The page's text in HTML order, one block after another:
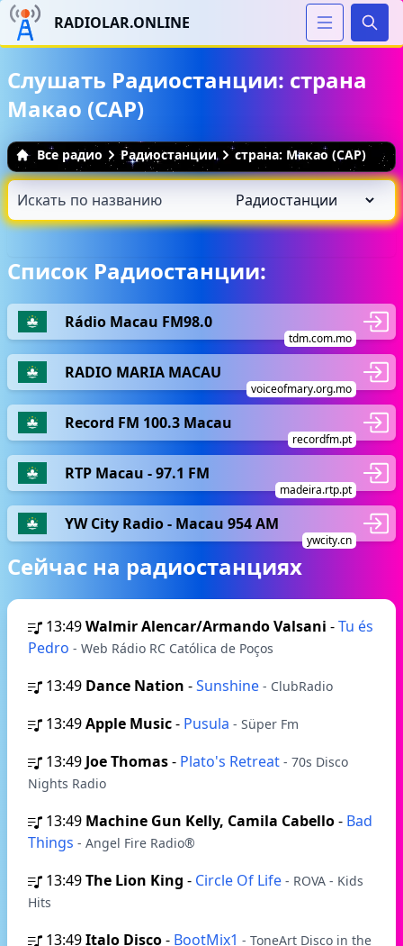
RADIOLAR.ONLINE
Слушать Радиостанции: страна
Макао (САР)
Все радио Радиостанции страна: Макао (САР)
Список Радиостанции:
Rádio Macau FM98.0
tdm.com.mo
RADIO MARIA MACAU
voiceofmary.org.mo
Record FM 100.3 Macau
recordfm.pt
RTP Macau - 97.1 FM
madeira.rtp.pt
YW City Radio - Macau 954 AM
ywcity.cn
Сейчас на радиостанциях
13:49Walmir Alencar/Armando Valsani -Tu és
Pedro - Web Rádio RC Católica de Poços
13:49 Dance Nation -Sunshine - ClubRadio
13:49Apple Music- Pusula - Süper Fm
13:49 Joe Thomas- Plato's Retreat - 70s Disco
Nights Radio
13:49 Machine Gun Kelly, Camila Cabello- Bad
Things - Angel Fire Radio®
13:49The Lion King - Circle Of Life - ROVA - Kids
Hits
13:49Italo Disco- BootMix1 - ToneArt Disco in the